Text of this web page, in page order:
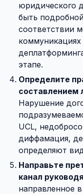
юридического
быть
соответствии
этапе.
Определите
составлением
Нарушение
UCL,
диффамация,
определяют
Направьте
канал
направленное